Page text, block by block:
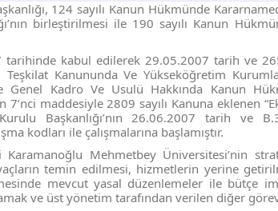
124 sayılı Kanun Hükmünde
birleştirilmesi ile 190 sayılı Kanun
tarihinde kabul edilerek 29.05.2007 tarih ve
Teşkilat Kanununda Ve Yükseköğretim
Genel Kadro Ve Usulü Hakkında Kanun
7’nci maddesiyle 2809 sayılı Kanuna eklenen
Başkanlığı’nın 26.06.2007 tarih ve
kodları ile çalışmalarına başlamıştır.
Karamanoğlu Mehmetbey Üniversitesi’nin
temin edilmesi, hizmetlerin yerine
mevcut yasal düzenlemeler ile bütçe
ve üst yönetim tarafından verilen diğer